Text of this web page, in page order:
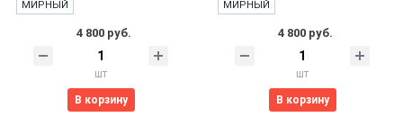
МИРНЫЙ
4 800 руб.
шт
В корзину
МИРНЫЙ
4 800 руб.
шт
В корзину